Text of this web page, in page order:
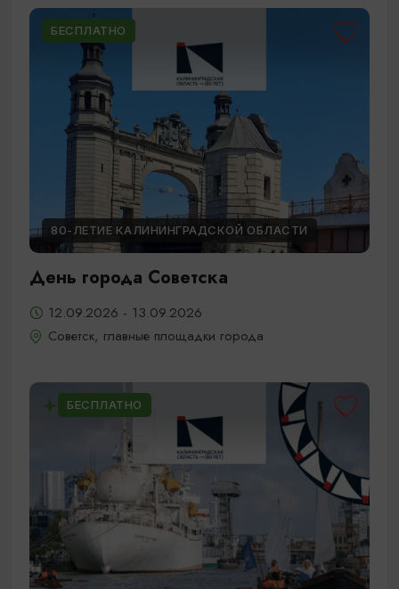
БЕСПЛАТНО
80-ЛЕТИЕ КАЛИНИНГРАДСКОЙ ОБЛАСТИ
День города Советска
12.09.2026 - 13.09.2026
Советск, главные площадки города
БЕСПЛАТНО